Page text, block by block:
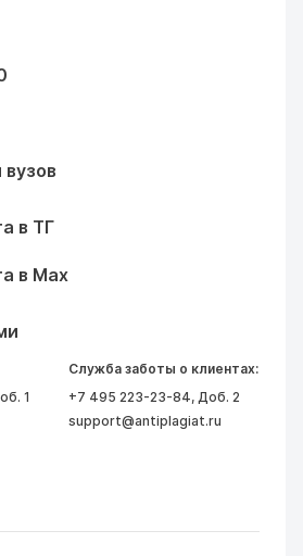
в ТГ
в Max
1
Служба заботы о клиентах:
+7 495 223-23-84, Доб. 2
support@antiplagiat.ru